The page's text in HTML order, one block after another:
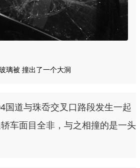
璃被 撞出了一个大洞
道与珠岙交叉口路段发生一起
车面目全非，与之相撞的是一头